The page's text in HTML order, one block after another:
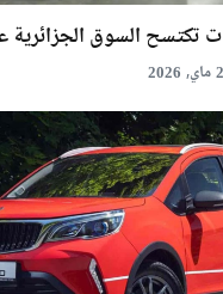
تكتسح السوق الجزائرية عام
ماي, 2026